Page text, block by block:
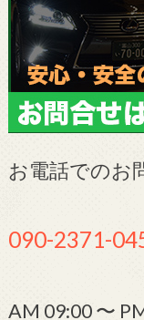
お電話でのお
090-2371-
AM 09:00 〜